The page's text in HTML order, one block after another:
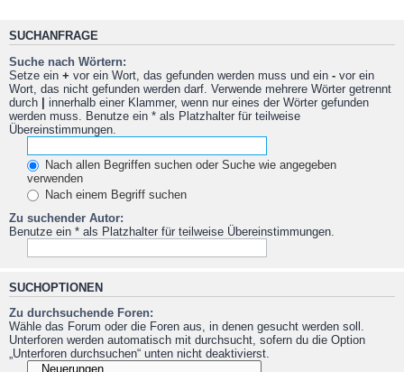
SUCHANFRAGE
Suche nach Wörtern:
Setze ein + vor ein Wort, das gefunden werden muss und ein - vor ein
Wort, das nicht gefunden werden darf. Verwende mehrere Wörter getrennt
durch | innerhalb einer Klammer, wenn nur eines der Wörter gefunden
werden muss. Benutze ein * als Platzhalter für teilweise
Übereinstimmungen.
Nach allen Begriffen suchen oder Suche wie angegeben
verwenden
Nach einem Begriff suchen
Zu suchender Autor:
Benutze ein * als Platzhalter für teilweise Übereinstimmungen.
SUCHOPTIONEN
Zu durchsuchende Foren:
Wähle das Forum oder die Foren aus, in denen gesucht werden soll.
Unterforen werden automatisch mit durchsucht, sofern du die Option
„Unterforen durchsuchen“ unten nicht deaktivierst.